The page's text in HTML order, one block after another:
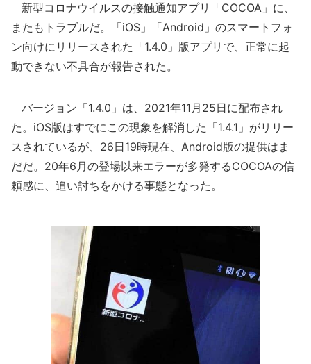
新型コロナウイルスの接触通知アプリ「COCOA」に、
またもトラブルだ。「iOS」「Android」のスマートフォ
ン向けにリリースされた「1.4.0」版アプリで、正常に起
動できない不具合が報告された。
バージョン「1.4.0」は、2021年11月25日に配布され
た。iOS版はすでにこの現象を解消した「1.4.1」がリリー
スされているが、26日19時現在、Android版の提供はま
だだ。20年6月の登場以来エラーが多発するCOCOAの信
頼感に、追い討ちをかける事態となった。